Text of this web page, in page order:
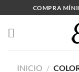
al
contenido
COMPRA
INICIO /